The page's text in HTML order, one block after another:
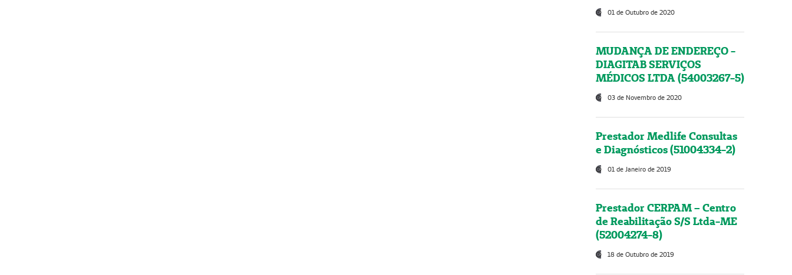
01 de Outubro de 2020
MUDANÇA DE ENDEREÇO -
DIAGITAB SERVIÇOS
MÉDICOS LTDA (54003267-5)
03 de Novembro de 2020
Prestador Medlife Consultas
e Diagnósticos (51004334-2)
01 de Janeiro de 2019
Prestador CERPAM – Centro
de Reabilitação S/S Ltda-ME
(52004274-8)
18 de Outubro de 2019